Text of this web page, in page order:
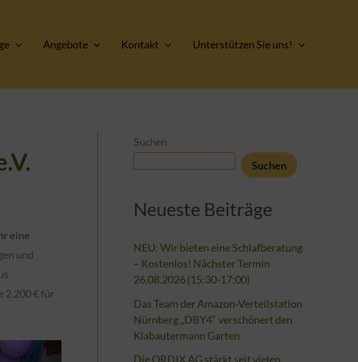
Angebote Kontakt Unterstützen Sie uns!
eine
und
2.200 € für
Suchen
Suchen
Neueste Beiträge
NEU: Wir bieten eine Schlafberatung
– Kostenlos! Nächster Termin
26.08.2026 (15:30-17:00)
Das Team der Amazon-Verteilstation
Nürnberg „DBY4“ verschönert den
Klabautermann Garten
Die ORDIX AG stärkt seit vielen